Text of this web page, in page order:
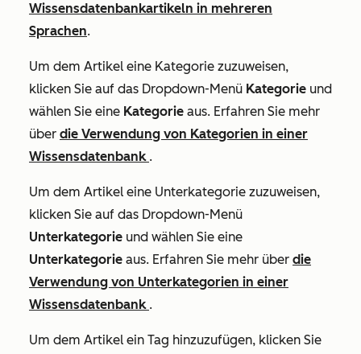
Wissensdatenbankartikeln in mehreren
Sprachen.
Um dem Artikel eine Kategorie zuzuweisen,
klicken Sie auf das Dropdown-Menü Kategorie und
wählen Sie eine Kategorie aus. Erfahren Sie mehr
über die Verwendung von Kategorien in einer
Wissensdatenbank .
Um dem Artikel eine Unterkategorie zuzuweisen,
klicken Sie auf das Dropdown-Menü
Unterkategorie und wählen Sie eine
Unterkategorie aus. Erfahren Sie mehr über die
Verwendung von Unterkategorien in einer
Wissensdatenbank .
Um dem Artikel ein Tag hinzuzufügen, klicken Sie